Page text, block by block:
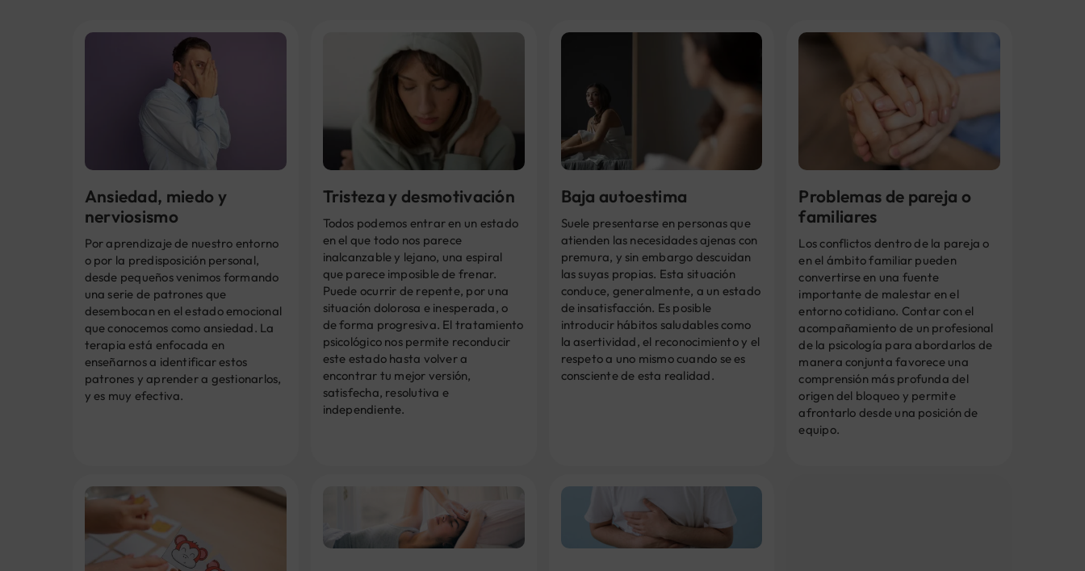
Ansiedad, miedo y
nerviosismo
Por aprendizaje de nuestro entorno
o por la predisposición personal,
desde pequeños venimos formando
una serie de patrones que
desembocan en el estado emocional
que conocemos como ansiedad. La
terapia está enfocada en
enseñarnos a identificar estos
patrones y aprender a gestionarlos,
y es muy efectiva.
Tristeza y desmotivación
Todos podemos entrar en un estado
en el que todo nos parece
inalcanzable y lejano, una espiral
que parece imposible de frenar.
Puede ocurrir de repente, por una
situación dolorosa e inesperada, o
de forma progresiva. El tratamiento
psicológico nos permite reconducir
este estado hasta volver a
encontrar tu mejor versión,
satisfecha, resolutiva e
independiente.
Baja autoestima
Suele presentarse en personas que
atienden las necesidades ajenas con
premura, y sin embargo descuidan
las suyas propias. Esta situación
conduce, generalmente, a un estado
de insatisfacción. Es posible
introducir hábitos saludables como
la asertividad, el reconocimiento y el
respeto a uno mismo cuando se es
consciente de esta realidad.
Problemas de pareja o
familiares
Los conflictos dentro de la pareja o
en el ámbito familiar pueden
convertirse en una fuente
importante de malestar en el
entorno cotidiano. Contar con el
acompañamiento de un profesional
de la psicología para abordarlos de
manera conjunta favorece una
comprensión más profunda del
origen del bloqueo y permite
afrontarlo desde una posición de
equipo.